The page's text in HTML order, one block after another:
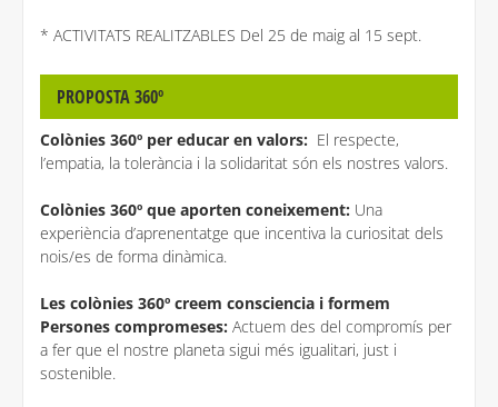
* ACTIVITATS REALITZABLES Del 25 de maig al 15 sept.
PROPOSTA 360º
Colònies 360º per educar en valors: El respecte,
l’empatia, la tolerància i la solidaritat són els nostres valors.
Colònies 360º que aporten coneixement: Una
experiència d’aprenentatge que incentiva la curiositat dels
nois/es de forma dinàmica.
Les colònies 360º creem consciencia i formem
Persones compromeses: Actuem des del compromís per
a fer que el nostre planeta sigui més igualitari, just i
sostenible.